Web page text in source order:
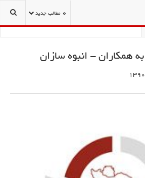
0 مطالب جدید تشکیلات کنفرانس
همکاران - انبوه سازان